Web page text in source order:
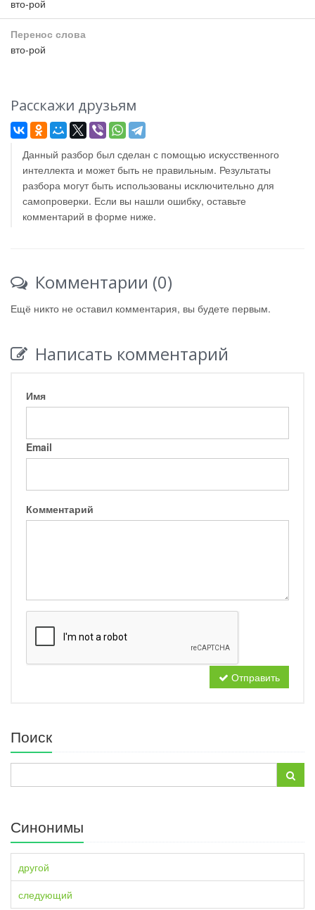
вто-рой
Перенос слова
вто-рой
Расскажи друзьям
Данный разбор был сделан с помощью искусственного
интеллекта и может быть не правильным. Результаты
разбора могут быть использованы исключительно для
самопроверки. Если вы нашли ошибку, оставьте
комментарий в форме ниже.
Комментарии (0)
Ещё никто не оставил комментария, вы будете первым.
Написать комментарий
Имя
Email
Комментарий
Отправить
Поиск
Синонимы
другой
следующий